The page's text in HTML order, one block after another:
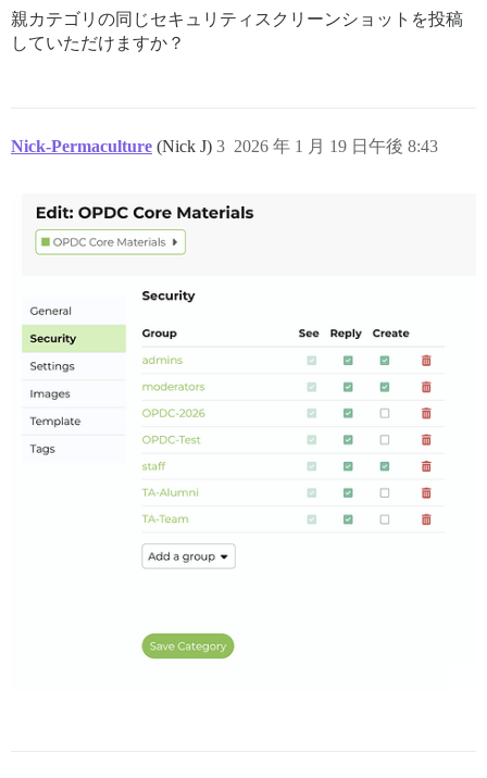
親カテゴリの同じセキュリティスクリーンショットを投稿
していただけますか？
Nick-Permaculture (Nick J) 2026 年 1 月 19 日午後 8:43
3